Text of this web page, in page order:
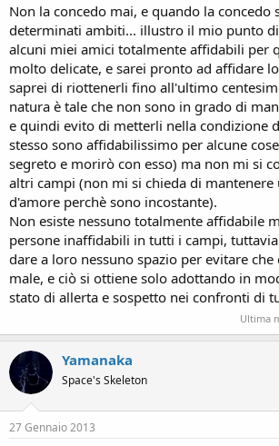
Non la concedo mai, e quando la concedo
determinati ambiti... illustro il mio punto
alcuni miei amici totalmente affidabili per
molto delicate, e sarei pronto ad affidare
saprei di riottenerli fino all'ultimo
natura è tale che non sono in grado di
e quindi evito di metterli nella condizione
stesso sono affidabilissimo per alcune
segreto e morirò con esso) ma non mi si
altri campi (non mi si chieda di
d'amore perchè sono incostante).
Non esiste nessuno totalmente affidabile
persone inaffidabili in tutti i campi,
dare a loro nessuno spazio per evitare che
male, e ciò si ottiene solo adottando in
stato di allerta e sospetto nei confronti di
Ultima
Yamanaka
Space's Skeleton
27 Gennaio 2013